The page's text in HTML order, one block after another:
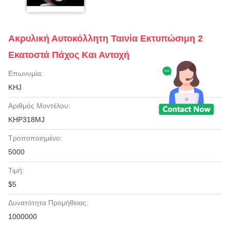
Ακρυλική Αυτοκόλλητη Ταινία Εκτυπώσιμη 2
Εκατοστά Πάχος Και Αντοχή
Επωνυμία:
KHJ
Αριθμός Μοντέλου:
KHP318MJ
Τροποποιημένο:
5000
Τιμή:
$5
Δυνατότητα Προμήθειας:
1000000